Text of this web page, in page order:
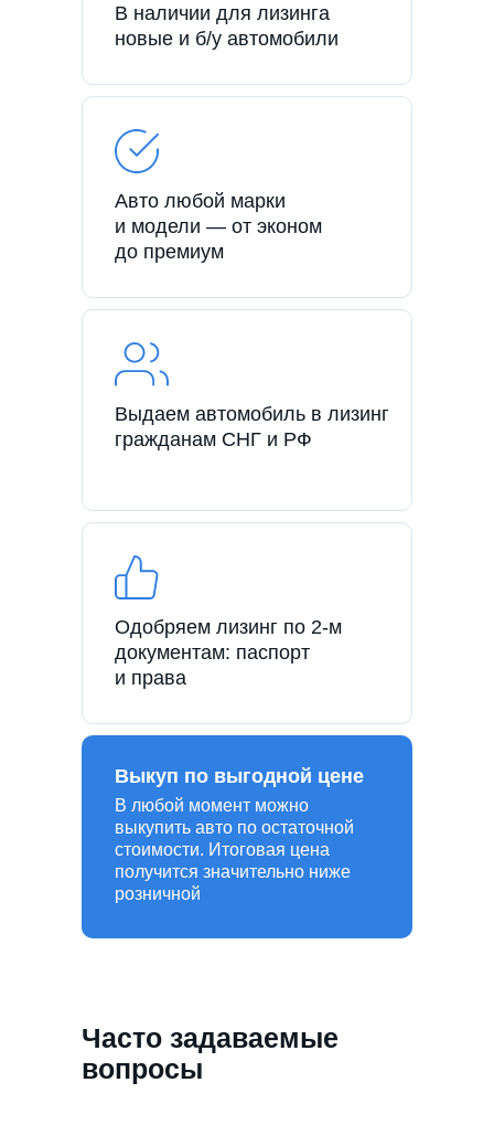
В наличии для лизинга
новые и б/у автомобили
Авто любой марки
и модели — от эконом
до премиум
Выдаем автомобиль в лизинг
гражданам СНГ и РФ
Одобряем лизинг по 2-м
документам: паспорт
и права
В любой момент можно
выкупить авто по остаточной
стоимости. Итоговая цена
получится значительно ниже
розничной
Выкуп по выгодной цене
Часто задаваемые
вопросы